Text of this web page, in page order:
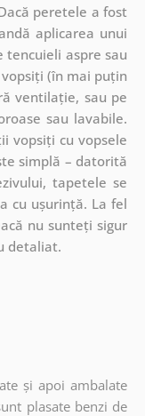
peretele a fost
aplicarea unui
tencuieli aspre sau
(în mai puțin
ventilație, sau pe
sau lavabile.
vopsiți cu vopsele
simplă – datorită
tapetele se
cu ușurință. La fel
nu sunteți sigur
detaliat.
și apoi ambalate
plasate benzi de